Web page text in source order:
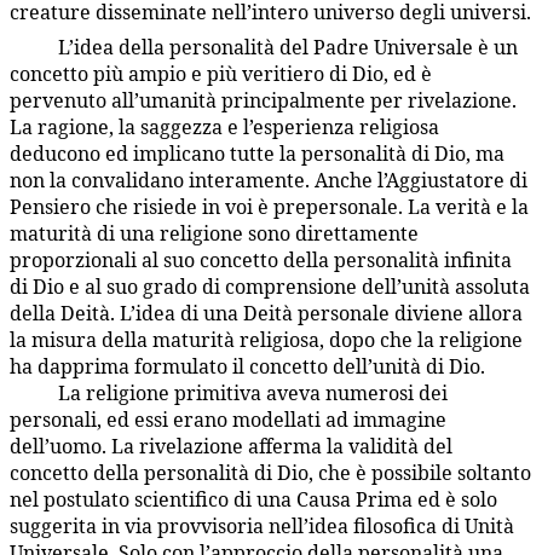
creature disseminate nell’intero universo degli universi.
L’idea della personalità del Padre Universale è un
concetto più ampio e più veritiero di Dio, ed è
pervenuto all’umanità principalmente per rivelazione.
La ragione, la saggezza e l’esperienza religiosa
deducono ed implicano tutte la personalità di Dio, ma
non la convalidano interamente. Anche l’Aggiustatore di
Pensiero che risiede in voi è prepersonale. La verità e la
maturità di una religione sono direttamente
proporzionali al suo concetto della personalità infinita
di Dio e al suo grado di comprensione dell’unità assoluta
della Deità. L’idea di una Deità personale diviene allora
la misura della maturità religiosa, dopo che la religione
ha dapprima formulato il concetto dell’unità di Dio.
La religione primitiva aveva numerosi dei
personali, ed essi erano modellati ad immagine
dell’uomo. La rivelazione afferma la validità del
concetto della personalità di Dio, che è possibile soltanto
nel postulato scientifico di una Causa Prima ed è solo
suggerita in via provvisoria nell’idea filosofica di Unità